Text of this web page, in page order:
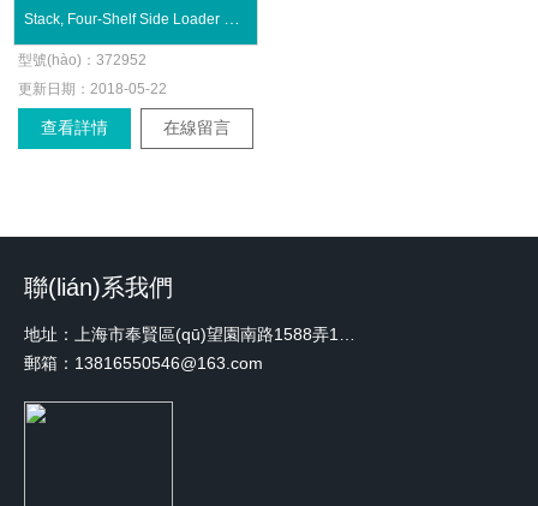
Stack, Four-Shelf Side Loader 試管架
型號(hào)：372952
更新日期：2018-05-22
查看詳情 在線留言
聯(lián)系我們
郵箱：13816550546@163.com